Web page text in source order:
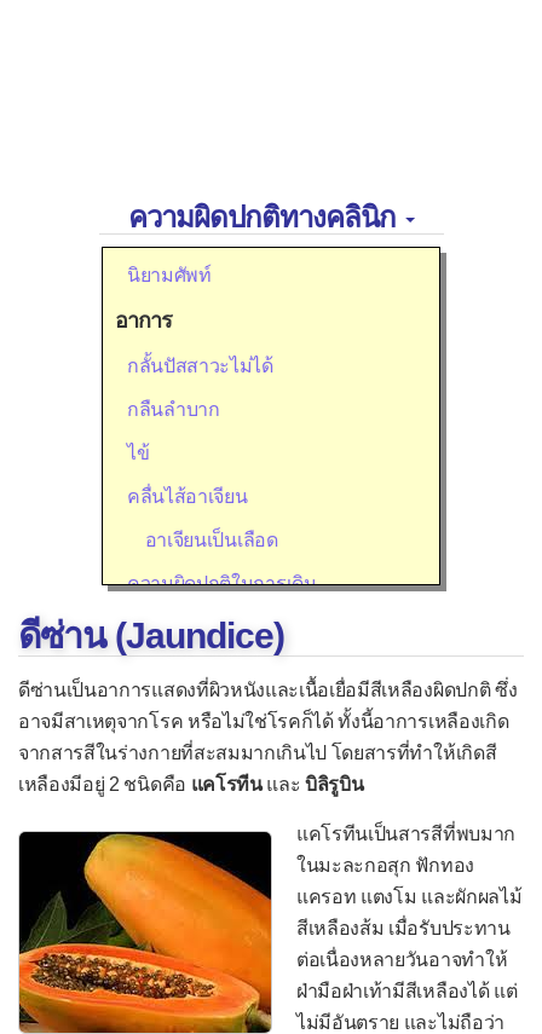
ความผิดปกติทางคลินิก
นิยามศัพท์
อาการ
กลั้นปัสสาวะไม่ได้
กลืนลำบาก
ไข้
คลื่นไส้อาเจียน
อาเจียนเป็นเลือด
ความผิดปกติในการเดิน
เดินทรงตัวลำบากในคนแก่
จ้ำเลือดที่เกิดขึ้นเอง
เจ็บขณะมีเพศสัมพันธ์
เจ็บหู
เจ็บอก/แน่นอก
ใจสั่น
ชัก
ชาที่ใบหน้า
ดีซ่าน (Jaundice)
ดีซ่านเป็นอาการแสดงที่ผิวหนังและเนื้อเยื่อมีสีเหลืองผิดปกติ ซึ่ง
อาจมีสาเหตุจากโรค หรือไม่ใช่โรคก็ได้ ทั้งนี้อาการเหลืองเกิด
จากสารสีในร่างกายที่สะสมมากเกินไป โดยสารที่ทำให้เกิดสี
เหลืองมีอยู่ 2 ชนิดคือ แคโรทีนและบิลิรูบิน
แคโรทีนเป็นสารสีที่พบมาก
ในมะละกอสุก ฟักทอง
แครอท แตงโม และผักผลไม้
สีเหลืองส้ม เมื่อรับประทาน
ต่อเนื่องหลายวันอาจทำให้
ฝ่ามือฝ่าเท้ามีสีเหลืองได้ แต่
ไม่มีอันตราย และไม่ถือว่า